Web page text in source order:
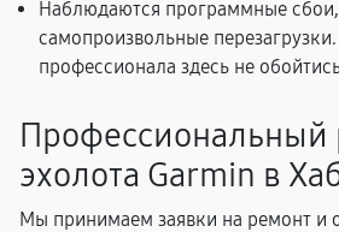
Наблюдаются программные
самопроизвольные
профессионала здесь не
Профессиональный
эхолота Garmin в
Мы принимаем заявки на ремонт и